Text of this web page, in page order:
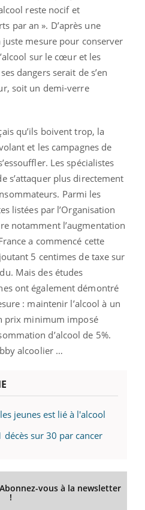
reste nocif et
par an ». D’après une
juste mesure pour conserver
sur le cœur et les
dangers serait de s’en
soit un demi-verre
qu’ils boivent trop, la
et les campagnes de
Les spécialistes
s’attaquer plus directement
Parmi les
listées par l’Organisation
notamment l’augmentation
a commencé cette
5 centimes de taxe sur
Mais des études
ont également démontré
: maintenir l’alcool à un
prix minimum imposé
d’alcool de 5%.
alcoolier …
jeunes est lié à l'alcool
décès sur 30 par cancer
vous à la newsletter
!